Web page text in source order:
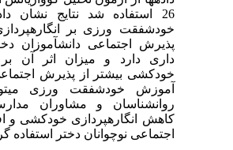
26 استفاده شد نتایج نشان
خودشفقت ورزی بر
پذیرش اجتماعی دانش­آموزان
داری دارد و میزان اثر آن بر
خودکشی بیشتر از پذیرش اجتماعی
آموزش خودشفقت ورزی
روانشناسان و مشاوران
کاهش انگاره­پردازی خودکشی و
اجتماعی نوچوانان دختر استفاده